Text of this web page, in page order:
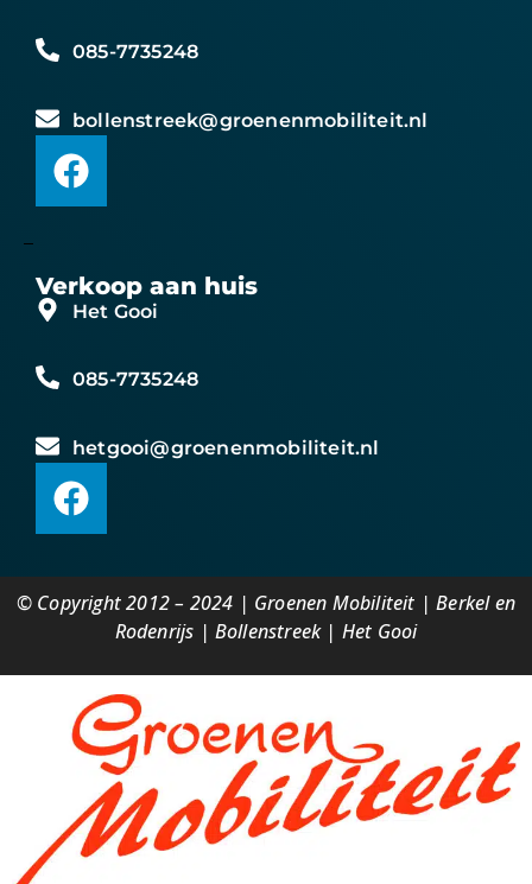
085-7735248
bollenstreek@groenenmobiliteit.nl
Verkoop aan huis
Het Gooi
085-7735248
hetgooi@groenenmobiliteit.nl
© Copyright 2012 – 2024 | Groenen Mobiliteit | Berkel en
Rodenrijs | Bollenstreek | Het Gooi